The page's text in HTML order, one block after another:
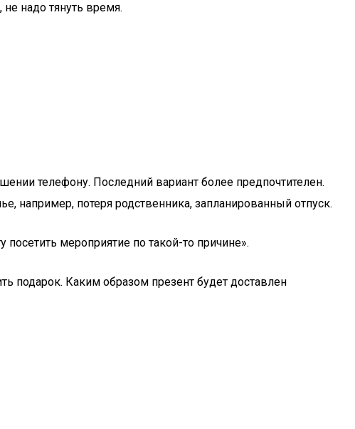
надо тянуть время.
телефону. Последний вариант более предпочтителен.
например, потеря родственника, запланированный отпуск.
мероприятие по такой-то причине».
подарок. Каким образом презент будет доставлен